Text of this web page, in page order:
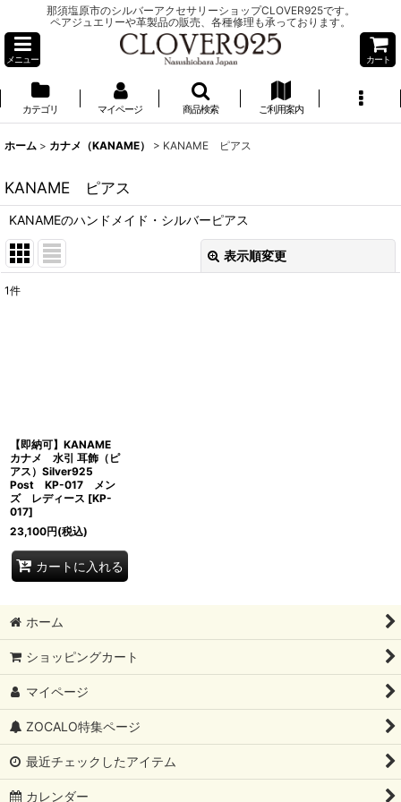
那須塩原市のシルバーアクセサリーショップCLOVER925です。
ペアジュエリーや革製品の販売、各種修理も承っております。
メニュー カート
カテゴリ マイページ 商品検索 ご利用案内
ホーム > カナメ（KANAME） > KANAME ピアス
KANAME ピアス
KANAMEのハンドメイド・シルバーピアス
表示順変更
1件
【即納可】KANAME
カナメ 水引 耳飾（ピ
アス）Silver925
Post KP-017 メン
ズ レディース [KP-
017]
23,100円(税込)
カートに入れる
ホーム
ショッピングカート
マイページ
ZOCALO特集ページ
最近チェックしたアイテム
カレンダー